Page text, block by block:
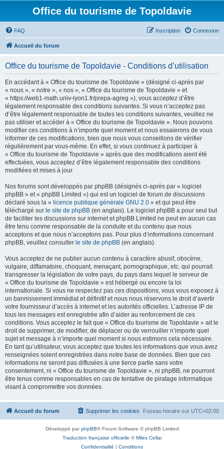
Office du tourisme de Topoldavie
FAQ Connexion
Inscription
Accueil du forum
Office du tourisme de Topoldavie - Conditions d’utilisation
En accédant à « Office du tourisme de Topoldavie » (désigné ci-après par
« nous », « notre », « nos », « Office du tourisme de Topoldavie » et
« https://web1-math.univ-lyon1.fr/prepa-agreg »), vous acceptez d’être
légalement responsable des conditions suivantes. Si vous n’acceptez pas
d’être légalement responsable de toutes les conditions suivantes, veuillez ne
pas utiliser et accéder à « Office du tourisme de Topoldavie ». Nous pouvons
modifier ces conditions à n’importe quel moment et nous essaierons de vous
informer de ces modifications, bien que nous vous conseillons de vérifier
régulièrement par vous-même. En effet, si vous continuez à participer à
« Office du tourisme de Topoldavie » après que des modifications aient été
effectuées, vous acceptez d’être légalement responsable des conditions
modifiées et mises à jour.
Nos forums sont développés par phpBB (désignés ci-après par « logiciel
phpBB » et « phpBB Limited ») qui est un logiciel de forum de discussions
déclaré sous la « licence publique générale GNU 2.0 » et qui peut être
téléchargé sur le site de phpBB (en anglais). Le logiciel phpBB a pour seul but
de faciliter les discussions sur internet et phpBB Limited ne peut en aucun cas
être tenu comme responsable de la conduite et du contenu que nous
acceptons et que nous n’acceptons pas. Pour plus d’informations concernant
phpBB, veuillez consulter le site de phpBB (en anglais).
Vous acceptez de ne publier aucun contenu à caractère abusif, obscène,
vulgaire, diffamatoire, choquant, menaçant, pornographique, etc. qui pourrait
transgresser la législation de votre pays, du pays dans lequel le serveur de
« Office du tourisme de Topoldavie » est hébergé ou encore la loi
internationale. Si vous ne respectez pas ces dispositions, vous vous exposez à
un bannissement immédiat et définitif et nous nous réservons le droit d’avertir
votre fournisseur d’accès à internet et les autorités officielles. L’adresse IP de
tous les messages est enregistrée afin d’aider au renforcement de ces
conditions. Vous acceptez le fait que « Office du tourisme de Topoldavie » ait le
droit de supprimer, de modifier, de déplacer ou de verrouiller n’importe quel
sujet et message à n’importe quel moment si nous estimons cela nécessaire.
En tant qu’utilisateur, vous acceptez que toutes les informations que vous avez
renseignées soient enregistrées dans notre base de données. Bien que ces
informations ne seront pas diffusées à une tierce partie sans votre
consentement, ni « Office du tourisme de Topoldavie », ni phpBB, ne pourront
être tenus comme responsables en cas de tentative de piratage informatique
visant à compromettre vos données.
Accueil du forum Fuseau horaire sur UTC+02:00
Supprimer les cookies
Développé parphpBB® Forum Software © phpBB Limited
Traduction française officielle ©Miles Cellar
Confidentialité | Conditions